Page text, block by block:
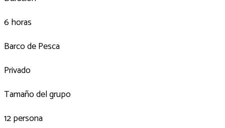
6 horas
Barco de Pesca
Privado
Tamaño del grupo
12 persona